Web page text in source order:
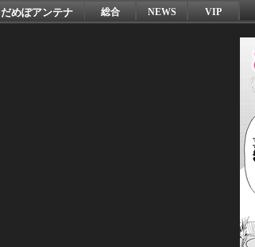
だめぽアンテナ 総合 NEWS VIP